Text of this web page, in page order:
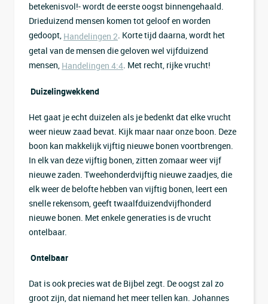
betekenisvol!- wordt de eerste oogst binnengehaald.
Drieduizend mensen komen tot geloof en worden
gedoopt, Handelingen 2. Korte tijd daarna, wordt het
getal van de mensen die geloven wel vijfduizend
mensen, Handelingen 4:4 . Met recht, rijke vrucht!
Duizelingwekkend
Het gaat je echt duizelen als je bedenkt dat elke vrucht
weer nieuw zaad bevat. Kijk maar naar onze boon. Deze
boon kan makkelijk vijftig nieuwe bonen voortbrengen.
In elk van deze vijftig bonen, zitten zomaar weer vijf
nieuwe zaden. Tweehonderdvijftig nieuwe zaadjes, die
elk weer de belofte hebben van vijftig bonen, leert een
snelle rekensom, geeft twaalfduizendvijfhonderd
nieuwe bonen. Met enkele generaties is de vrucht
ontelbaar.
Ontelbaar
Dat is ook precies wat de Bijbel zegt. De oogst zal zo
groot zijn, dat niemand het meer tellen kan. Johannes